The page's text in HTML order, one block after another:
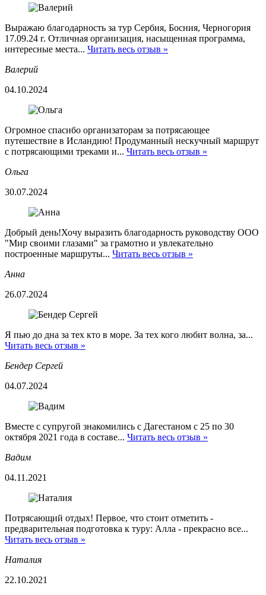
Выражаю благодарность за тур Сербия, Босния, Черногория
17.09.24 г. Отличная организация, насыщенная программа,
интересные места... Читать весь отзыв »
Валерий
04.10.2024
Огромное спасибо организаторам за потрясающее
путешествие в Исландию! Продуманный нескучный маршрут
с потрясающими треками и... Читать весь отзыв »
Ольга
30.07.2024
Добрый день!Хочу выразить благодарность руководству ООО
"Мир своими глазами" за грамотно и увлекательно
построенные маршруты... Читать весь отзыв »
Анна
26.07.2024
Я пью до дна за тех кто в море. За тех кого любит волна, за...
Читать весь отзыв »
Бендер Сергей
04.07.2024
Вместе с супругой знакомились с Дагестаном с 25 по 30
октября 2021 года в составе... Читать весь отзыв »
Вадим
04.11.2021
Потрясающий отдых! Первое, что стоит отметить -
предварительная подготовка к туру: Алла - прекрасно все...
Читать весь отзыв »
Наталия
22.10.2021